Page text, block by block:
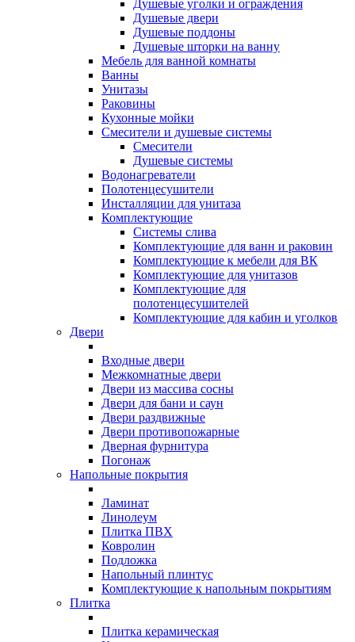
Душевые уголки и ограждения
Душевые двери
Душевые поддоны
Душевые шторки на ванну
Мебель для ванной комнаты
Ванны
Унитазы
Раковины
Кухонные мойки
Смесители и душевые системы
Смесители
Душевые системы
Водонагреватели
Полотенцесушители
Инсталляции для унитаза
Комплектующие
Системы слива
Комплектующие для ванн и раковин
Комплектующие к мебели для ВК
Комплектующие для унитазов
Комплектующие для
полотенцесушителей
Комплектующие для кабин и уголков
Двери
Входные двери
Межкомнатные двери
Двери из массива сосны
Двери для бани и саун
Двери раздвижные
Двери противопожарные
Дверная фурнитура
Погонаж
Напольные покрытия
Ламинат
Линолеум
Плитка ПВХ
Ковролин
Подложка
Напольный плинтус
Комплектующие к напольным покрытиям
Плитка
Плитка керамическая